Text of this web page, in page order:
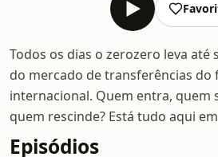
Todos os dias o zerozero leva até
do mercado de transferências do
internacional. Quem entra, quem
quem rescinde? Está tudo aqui
Episódios